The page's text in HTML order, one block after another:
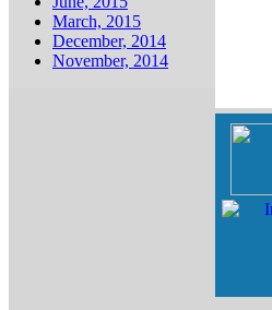
March, 2015
December, 2014
November, 2014